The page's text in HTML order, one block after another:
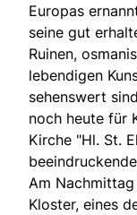
Europas
seine gut
Ruinen,
lebendigen
sehenswert
noch heute für
Kirche "Hl. St.
Am
Kloster, eines